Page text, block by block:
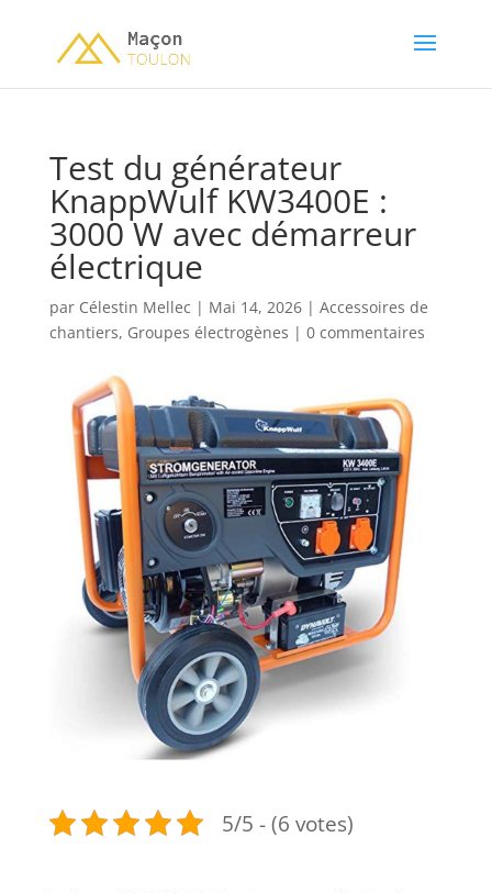
Test du générateur
KnappWulf KW3400E :
3000 W avec démarreur
électrique
par Célestin Mellec | Mai 14, 2026| Accessoires de
chantiers, Groupes électrogènes | 0 commentaires
5/5 - (6 votes)